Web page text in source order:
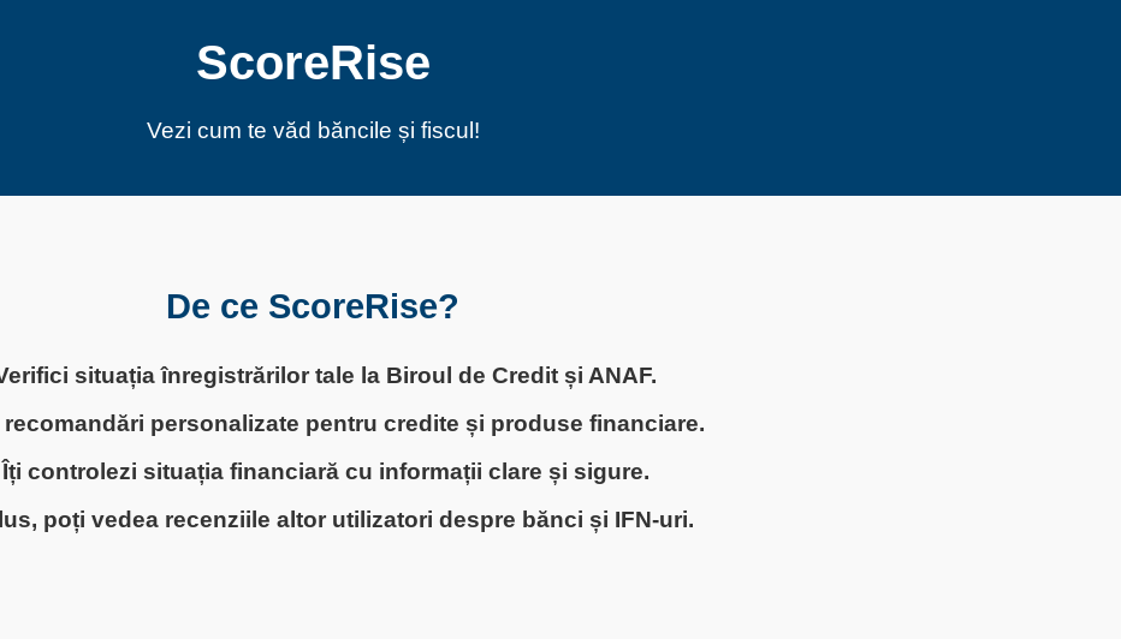
ScoreRise
Vezi cum te văd băncile și fiscul!
De ce ScoreRise?
situația înregistrărilor tale la Biroul de Credit și ANAF.
personalizate pentru credite și produse financiare.
controlezi situația financiară cu informații clare și sigure.
poți vedea recenziile altor utilizatori despre bănci și IFN-uri.